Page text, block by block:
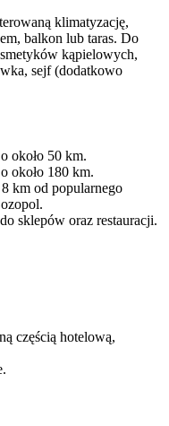
klimatyzację,
balkon lub taras. Do
kąpielowych,
sejf (dodatkowo
około 50 km.
około 180 km.
8 km od popularnego
sklepów oraz restauracji.
częścią hotelową,